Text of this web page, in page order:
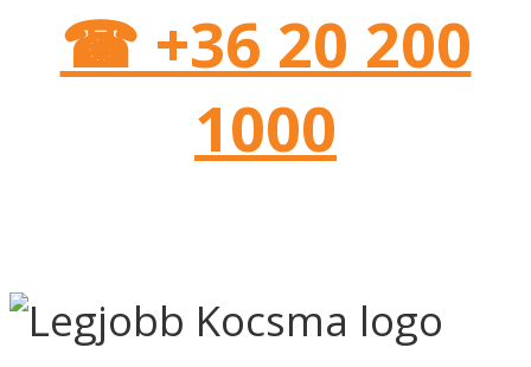
☎ +36 20 200
1000